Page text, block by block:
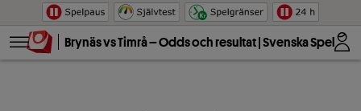
Hoppa till innehåll
Brynäs vs Timrå – Odds och resultat | Svenska Spel